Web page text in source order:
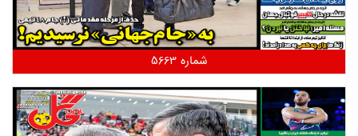
شماره 5663